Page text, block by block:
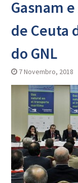
Gasnam
de Ceuta
do GNL
7 Novembro, 2018